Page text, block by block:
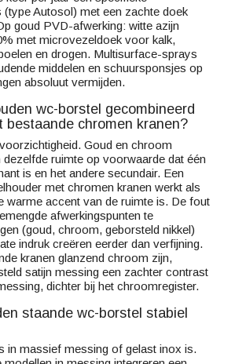
(type Autosol) met een zachte doek
goud PVD-afwerking: witte azijn
met microvezeldoek voor kalk,
en drogen. Multisurface-sprays
middelen en schuursponsjes op
absoluut vermijden.
wc-borstel gecombineerd
bestaande chromen kranen?
Goud en chroom
ruimte op voorwaarde dat één
is en het andere secundair. Een
met chromen kranen werkt als
warme accent van de ruimte is. De fout
afwerkingspunten te
(goud, chroom, geborsteld nikkel)
indruk creëren eerder dan verfijning.
kranen glanzend chroom zijn,
satijn messing een zachter contrast
dichter bij het chroomregister.
staande wc-borstel stabiel
in massief messing of gelast inox is.